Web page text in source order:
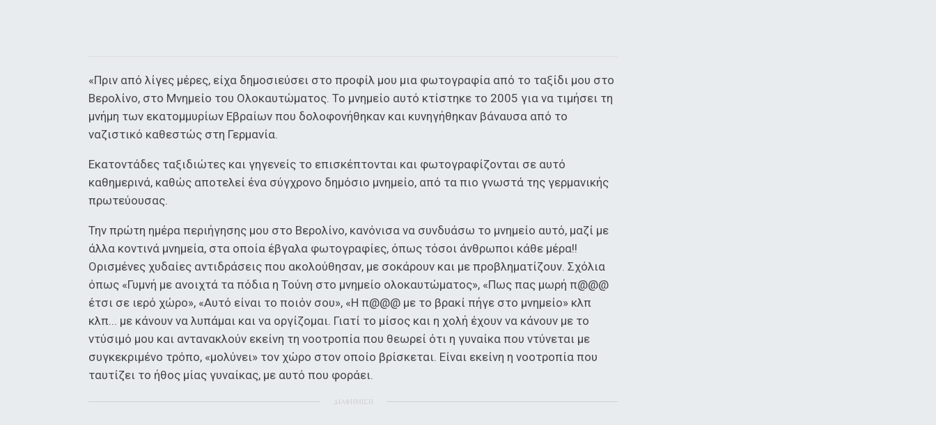
«Πριν από λίγες μέρες, είχα δημοσιεύσει στο προφίλ μου μια φωτογραφία από το ταξίδι μου στο
Βερολίνο, στο Μνημείο του Ολοκαυτώματος. Το μνημείο αυτό κτίστηκε το 2005 για να τιμήσει τη
μνήμη των εκατομμυρίων Εβραίων που δολοφονήθηκαν και κυνηγήθηκαν βάναυσα από το
ναζιστικό καθεστώς στη Γερμανία.
Εκατοντάδες ταξιδιώτες και γηγενείς το επισκέπτονται και φωτογραφίζονται σε αυτό
καθημερινά, καθώς αποτελεί ένα σύγχρονο δημόσιο μνημείο, από τα πιο γνωστά της γερμανικής
πρωτεύουσας.
Την πρώτη ημέρα περιήγησης μου στο Βερολίνο, κανόνισα να συνδυάσω το μνημείο αυτό, μαζί με
άλλα κοντινά μνημεία, στα οποία έβγαλα φωτογραφίες, όπως τόσοι άνθρωποι κάθε μέρα!!
Ορισμένες χυδαίες αντιδράσεις που ακολούθησαν, με σοκάρουν και με προβληματίζουν. Σχόλια
όπως «Γυμνή με ανοιχτά τα πόδια η Τούνη στο μνημείο ολοκαυτώματος», «Πως πας μωρή π@@@
έτσι σε ιερό χώρο», «Αυτό είναι το ποιόν σου», «Η π@@@ με το βρακί πήγε στο μνημείο» κλπ
κλπ... με κάνουν να λυπάμαι και να οργίζομαι. Γιατί το μίσος και η χολή έχουν να κάνουν με το
ντύσιμό μου και αντανακλούν εκείνη τη νοοτροπία που θεωρεί ότι η γυναίκα που ντύνεται με
συγκεκριμένο τρόπο, «μολύνει» τον χώρο στον οποίο βρίσκεται. Είναι εκείνη η νοοτροπία που
ταυτίζει το ήθος μίας γυναίκας, με αυτό που φοράει.
ΔΙΑΦΗΜΙΣΗ